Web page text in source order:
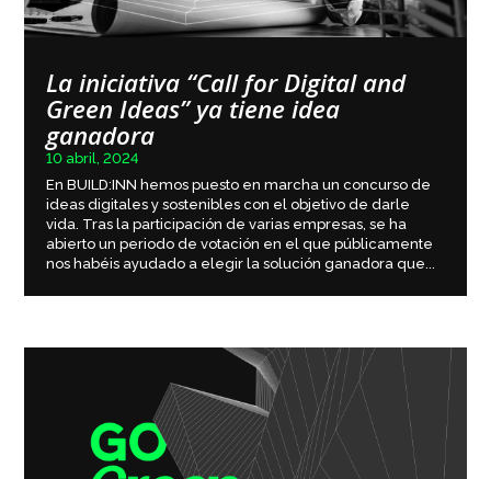
La iniciativa “Call for Digital and
Green Ideas” ya tiene idea
ganadora
10 abril, 2024
En BUILD:INN hemos puesto en marcha un concurso de
ideas digitales y sostenibles con el objetivo de darle
vida. Tras la participación de varias empresas, se ha
abierto un periodo de votación en el que públicamente
nos habéis ayudado a elegir la solución ganadora que...